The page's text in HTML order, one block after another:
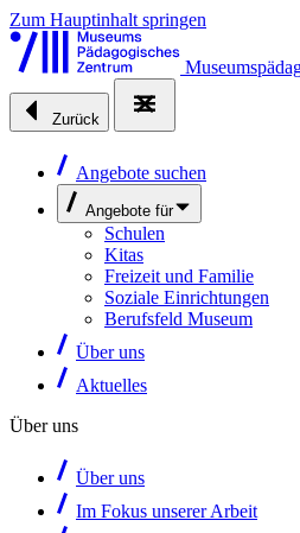
Zum Hauptinhalt springen
Zurück
Angebote suchen
Angebote für
Schulen
Kitas
Freizeit und Familie
Soziale Einrichtungen
Berufsfeld Museum
Über uns
Aktuelles
Über uns
Über uns
Im Fokus unserer Arbeit